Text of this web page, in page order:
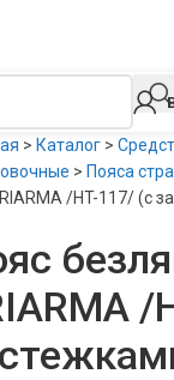
> Каталог>
> Пояса
/HT-117/ (с
/